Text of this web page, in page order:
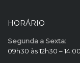
HORÁRIO
Segunda a Sexta:
09h30 às 12h30 –